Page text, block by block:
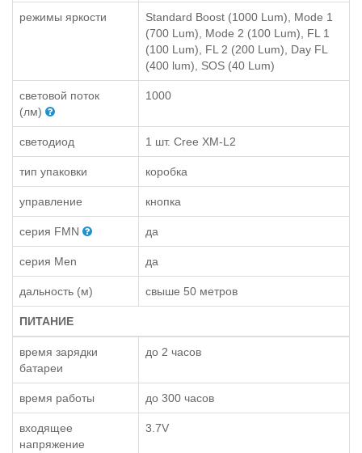
режимы яркости
Standard Boost (1000 Lum), Mode 1
(700 Lum), Mode 2 (100 Lum), FL 1
(100 Lum), FL 2 (200 Lum), Day FL
(400 lum), SOS (40 Lum)
световой поток
(лм)
1000
светодиод 1 шт. Cree XM-L2
тип упаковки коробка
управление кнопка
серия FMN да
серия Men да
дальность (м) свыше 50 метров
ПИТАНИЕ
время зарядки
батареи
до 2 часов
время работы до 300 часов
входящее
напряжение
3.7V